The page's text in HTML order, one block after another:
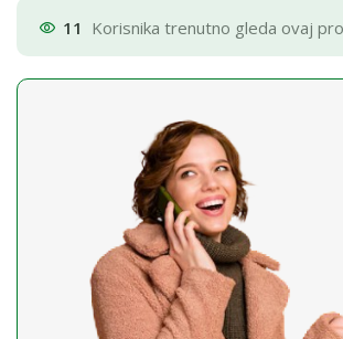
11 Korisnika trenutno gleda ovaj